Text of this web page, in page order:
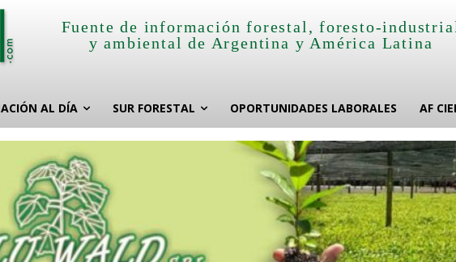
Fuente de información forestal, foresto-
y ambiental de Argentina y América Latina
AL DÍA SUR FORESTAL OPORTUNIDADES LABORALES AF